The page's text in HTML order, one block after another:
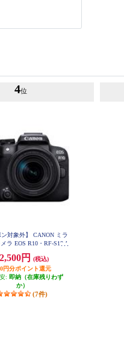
4位
ン対象外】 CANON ミラ
ラ EOS R10・RF-S18-1
18150ISSTMLK
円
(税込)
円分ポイント還元
: 即納（在庫残りわず
か）
(7件)